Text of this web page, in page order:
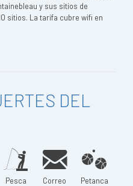
y sus sitios de
sitios. La tarifa cubre wifi en
DEL
Pesca Correo Petanca